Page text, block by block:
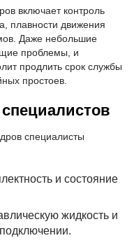
включает контроль
плавности движения
Даже небольшие
проблемы, и
продлить срок службы
простоев.
специалисты
и состояние
жидкость и